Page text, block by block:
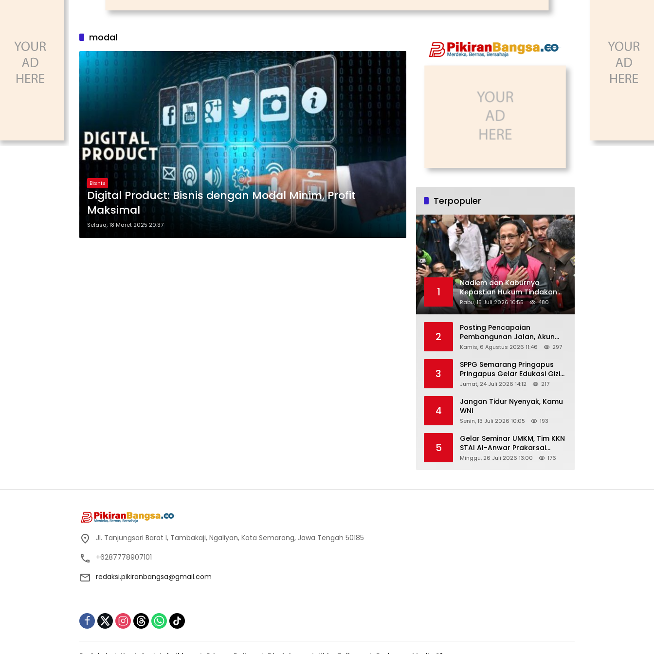
modal
Bisnis
Digital Product: Bisnis dengan Modal Minim, Profit
Maksimal
Selasa, 18 Maret 2025 20:37
Terpopuler
1
Nadiem dan Kaburnya
Kepastian Hukum Tindakan
Pejabat Publik
Rabu, 15 Juli 2026 10:55 480
2
Posting Pencapaian
Pembangunan Jalan, Akun
Facebook Pemerintah
“Dirujak” Warganet
Kamis, 6 Agustus 2026 11:46 297
3
SPPG Semarang Pringapus
Pringapus Gelar Edukasi Gizi
di PAUD Bina Balita Peringati
Jumat, 24 Juli 2026 14:12 217
4
Jangan Tidur Nyenyak, Kamu
WNI
Senin, 13 Juli 2026 10:05 193
5
Gelar Seminar UMKM, Tim KKN
STAI Al-Anwar Prakarsai
Usaha Tepung Maizena di
Minggu, 26 Juli 2026 13:00 176
Jl. Tanjungsari Barat I, Tambakaji, Ngaliyan, Kota Semarang, Jawa Tengah 50185
+6287778907101
redaksi.pikiranbangsa@gmail.com